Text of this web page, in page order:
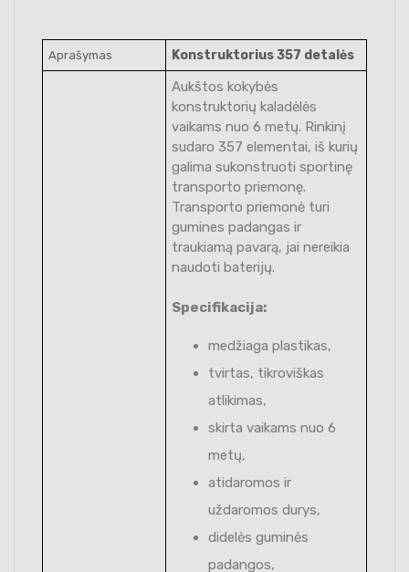
Aprašymas Konstruktorius 357 detalės
Aukštos kokybės
konstruktorių kaladėlės
vaikams nuo 6 metų. Rinkinį
sudaro 357 elementai, iš kurių
galima sukonstruoti sportinę
transporto priemonę.
Transporto priemonė turi
gumines padangas ir
traukiamą pavarą, jai nereikia
naudoti baterijų.
Specifikacija:
medžiaga plastikas,
tvirtas, tikroviškas
atlikimas,
skirta vaikams nuo 6
metų,
atidaromos ir
uždaromos durys,
didelės guminės
padangos,